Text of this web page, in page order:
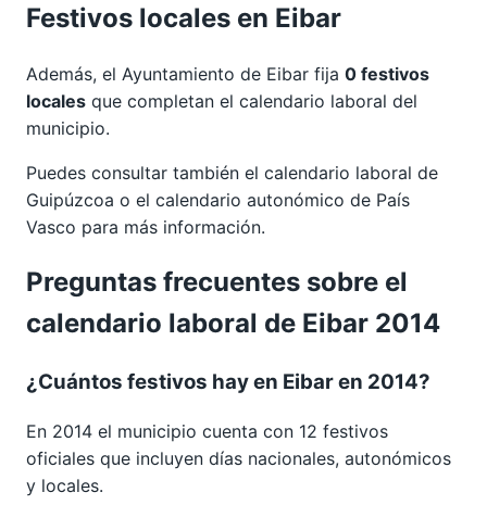
Festivos locales en Eibar
Además, el Ayuntamiento de Eibar fija 0 festivos
locales que completan el calendario laboral del
municipio.
Puedes consultar también el calendario laboral de
Guipúzcoa o el calendario autonómico de País
Vasco para más información.
Preguntas frecuentes sobre el
calendario laboral de Eibar 2014
¿Cuántos festivos hay en Eibar en 2014?
En 2014 el municipio cuenta con 12 festivos
oficiales que incluyen días nacionales, autonómicos
y locales.